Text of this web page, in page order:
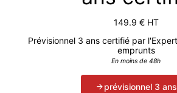
149.9 € HT
Prévisionnel 3 ans certifié par
emprunts
En moins de 48h
prévisionnel 3 ans